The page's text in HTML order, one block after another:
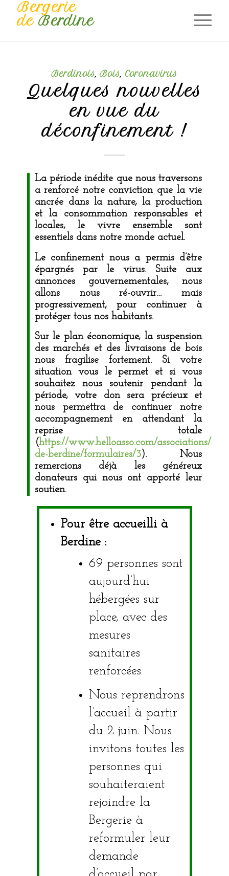
Bergerie
deBerdine
Berdinois,Bois,Coronavirus
Quelques nouvelles
en vue du
déconfinement !
La période inédite que nous traversons
a renforcé notre conviction que la vie
ancrée dans la nature, la production
et la consommation responsables et
locales, le vivre ensemble sont
essentiels dans notre monde actuel.
Le confinement nous a permis d’être
épargnés par le virus. Suite aux
annonces gouvernementales, nous
allons nous ré-ouvrir… mais
progressivement, pour continuer à
protéger tous nos habitants.
Sur le plan économique, la suspension
des marchés et des livraisons de bois
nous fragilise fortement. Si votre
situation vous le permet et si vous
souhaitez nous soutenir pendant la
période, votre don sera précieux et
nous permettra de continuer notre
accompagnement en attendant la
reprise totale
(https://www.helloasso.com/associations/
de-berdine/formulaires/3). Nous
remercions déjà les généreux
donateurs qui nous ont apporté leur
soutien.
Pour être accueilli à
Berdine :
69 personnes sont
aujourd’hui
hébergées sur
place, avec des
mesures
sanitaires
renforcées
Nous reprendrons
l’accueil à partir
du 2 juin. Nous
invitons toutes les
personnes qui
souhaiteraient
rejoindre la
Bergerie à
reformuler leur
demande